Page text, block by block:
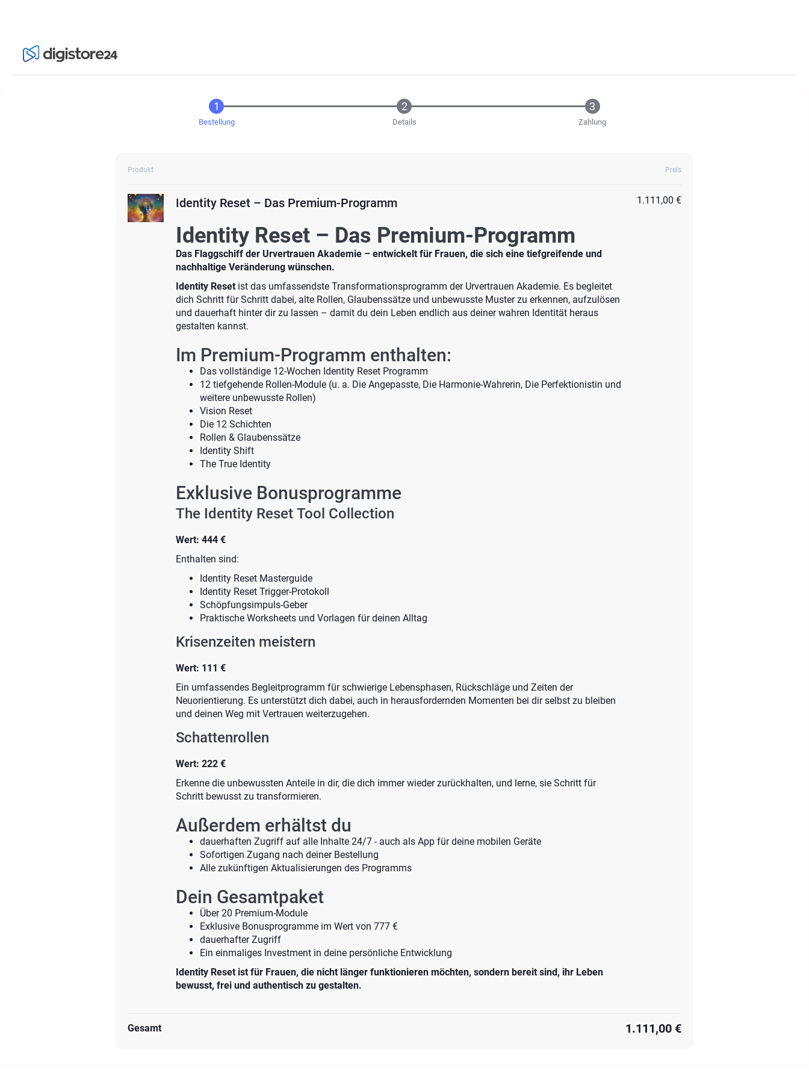
Bestellung Details Zahlung
Produkt Preis
Identity Reset – Das Premium-Programm
Identity Reset – Das Premium-Programm
Das Flaggschiff der Urvertrauen Akademie – entwickelt für Frauen, die sich eine tiefgreifende und
nachhaltige Veränderung wünschen.
Identity Reset ist das umfassendste Transformationsprogramm der Urvertrauen Akademie. Es begleitet
dich Schritt für Schritt dabei, alte Rollen, Glaubenssätze und unbewusste Muster zu erkennen, aufzulösen
und dauerhaft hinter dir zu lassen – damit du dein Leben endlich aus deiner wahren Identität heraus
gestalten kannst.
Im Premium-Programm enthalten:
Das vollständige 12-Wochen Identity Reset Programm
12 tiefgehende Rollen-Module (u. a. Die Angepasste, Die Harmonie-Wahrerin, Die Perfektionistin und
weitere unbewusste Rollen)
Vision Reset
Die 12 Schichten
Rollen & Glaubenssätze
Identity Shift
The True Identity
Exklusive Bonusprogramme
The Identity Reset Tool Collection
Wert: 444 €
Enthalten sind:
Identity Reset Masterguide
Identity Reset Trigger-Protokoll
Schöpfungsimpuls-Geber
Praktische Worksheets und Vorlagen für deinen Alltag
Krisenzeiten meistern
Wert: 111 €
Ein umfassendes Begleitprogramm für schwierige Lebensphasen, Rückschläge und Zeiten der
Neuorientierung. Es unterstützt dich dabei, auch in herausfordernden Momenten bei dir selbst zu bleiben
und deinen Weg mit Vertrauen weiterzugehen.
Schattenrollen
Wert: 222 €
Erkenne die unbewussten Anteile in dir, die dich immer wieder zurückhalten, und lerne, sie Schritt für
Schritt bewusst zu transformieren.
Außerdem erhältst du
dauerhaften Zugriff auf alle Inhalte 24/7 - auch als App für deine mobilen Geräte
Sofortigen Zugang nach deiner Bestellung
Alle zukünftigen Aktualisierungen des Programms
Dein Gesamtpaket
Über 20 Premium-Module
Exklusive Bonusprogramme im Wert von 777 €
dauerhafter Zugriff
Ein einmaliges Investment in deine persönliche Entwicklung
Identity Reset ist für Frauen, die nicht länger funktionieren möchten, sondern bereit sind, ihr Leben
bewusst, frei und authentisch zu gestalten.
1.111,00 €
Gesamt 1.111,00 €